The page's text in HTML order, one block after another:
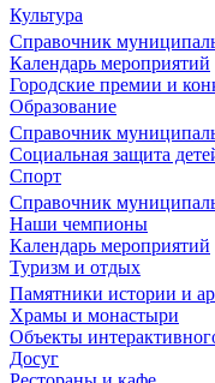
Культура
Справочник
Календарь мероприятий
Городские премии и
Образование
Справочник
Социальная защита
Спорт
Справочник
Наши чемпионы
Календарь мероприятий
Туризм и отдых
Памятники истории и
Храмы и монастыри
Объекты
Досуг